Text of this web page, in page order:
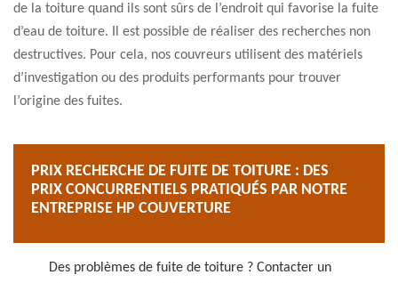
de la toiture quand ils sont sûrs de l’endroit qui favorise la fuite
d’eau de toiture. Il est possible de réaliser des recherches non
destructives. Pour cela, nos couvreurs utilisent des matériels
d’investigation ou des produits performants pour trouver
l’origine des fuites.
PRIX RECHERCHE DE FUITE DE TOITURE : DES
PRIX CONCURRENTIELS PRATIQUÉS PAR NOTRE
ENTREPRISE HP COUVERTURE
Des problèmes de fuite de toiture ? Contacter un